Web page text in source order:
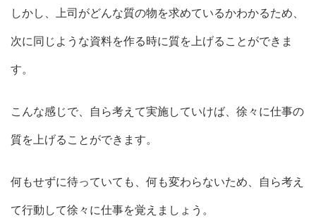
しかし、上司がどんな質の物を求めているかわかるため、
次に同じような資料を作る時に質を上げることができま
す。
こんな感じで、自ら考えて実施していけば、徐々に仕事の
質を上げることができます。
何もせずに待っていても、何も変わらないため、自ら考え
て行動して徐々に仕事を覚えましょう。